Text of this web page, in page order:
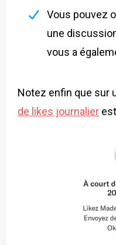
Vous pouvez
une
vous a
Notez enfin que sur
de likes journalier